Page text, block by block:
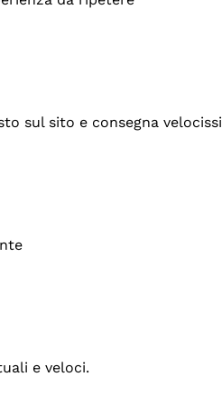
sul sito e consegna
e veloci.